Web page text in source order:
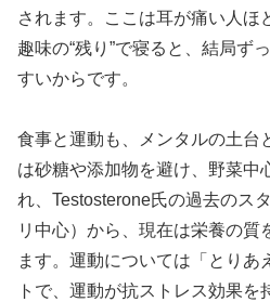
されます。ここは耳が痛い人ほ
趣味の“残り”で寝ると、結局ず
すいからです。
食事と運動も、メンタルの土台
は砂糖や添加物を避け、野菜中
れ、Testosterone氏の過去のス
リ中心）から、現在は栄養の質
ます。運動については「とりあ
トで、運動が抗ストレス効果を